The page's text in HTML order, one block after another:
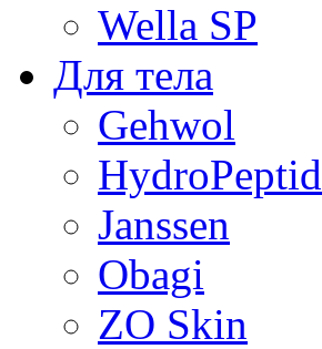
Wella SP
Для тела
Gehwol
Janssen
Obagi
ZO Skin